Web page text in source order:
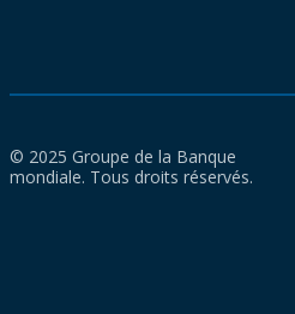
© 2025 Groupe de la Banque
mondiale. Tous droits réservés.